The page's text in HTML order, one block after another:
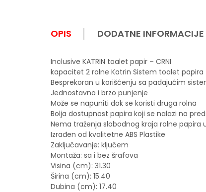
OPIS DODATNE INFORMACIJE
Inclusive KATRIN toalet papir – CRNI
kapacitet 2 rolne Katrin Sistem toalet papira
Besprekoran u korišćenju sa padajućim
Jednostavno i brzo punjenje
Može se napuniti dok se koristi druga rolna
Bolja dostupnost papira koji se nalazi na
Nema traženja slobodnog kraja rolne
Izrađen od kvalitetne ABS Plastike
Zaključavanje: ključem
Montaža: sa i bez šrafova
Visina (cm): 31.30
Širina (cm): 15.40
Dubina (cm): 17.40